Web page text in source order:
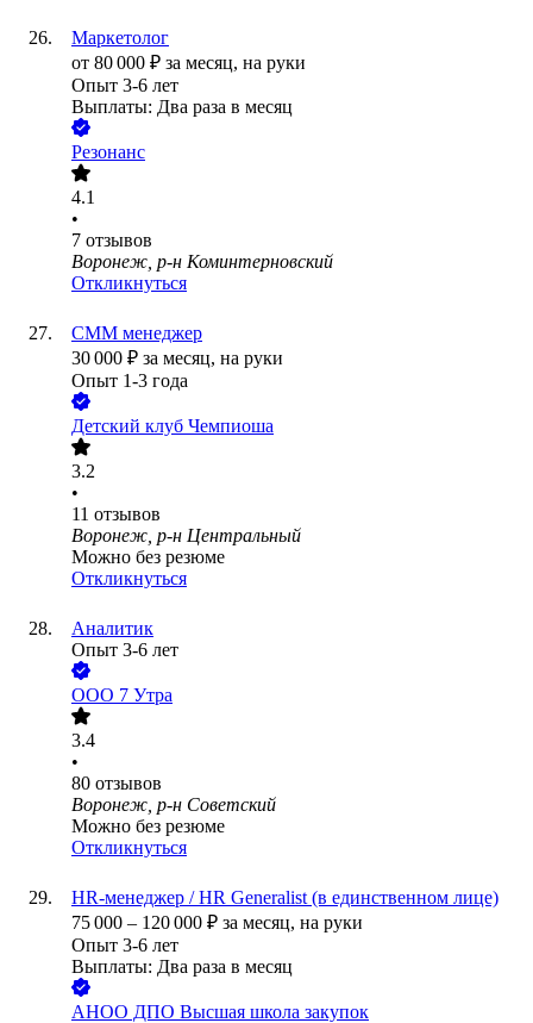
Маркетолог
от 80 000 ₽ за месяц, на руки
Опыт 3-6 лет
Выплаты: Два раза в месяц
Резонанс
4.1
•
7 отзывов
Воронеж, р-н Коминтерновский
Откликнуться
СММ менеджер
30 000 ₽ за месяц, на руки
Опыт 1-3 года
Детский клуб Чемпиоша
3.2
•
11 отзывов
Воронеж, р-н Центральный
Можно без резюме
Откликнуться
Аналитик
Опыт 3-6 лет
ООО 7 Утра
3.4
•
80 отзывов
Воронеж, р-н Советский
Можно без резюме
Откликнуться
HR-менеджер / HR Generalist (в единственном лице)
75 000 – 120 000 ₽ за месяц, на руки
Опыт 3-6 лет
Выплаты: Два раза в месяц
АНОО ДПО Высшая школа закупок